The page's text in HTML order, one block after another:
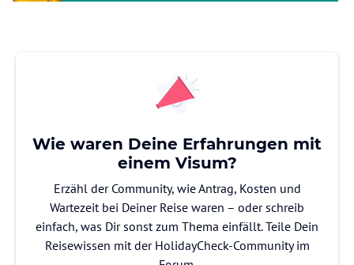
Wie waren Deine Erfahrungen mit
einem Visum?
Erzähl der Community, wie Antrag, Kosten und
Wartezeit bei Deiner Reise waren – oder schreib
einfach, was Dir sonst zum Thema einfällt. Teile Dein
Reisewissen mit der HolidayCheck-Community im